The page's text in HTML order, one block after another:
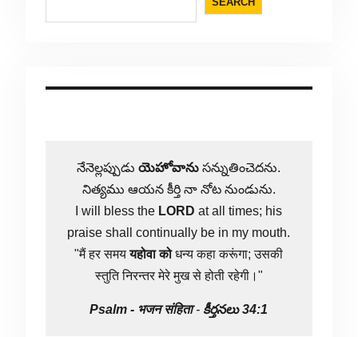
నేనెల్లప్పుడుయెహోవాను సన్నుతించెదను.
నిత్యము ఆయన కీర్తి నా నోట నుండును.
I will bless the LORD at all times; his
praise shall continually be in my mouth.
"मैं हर समययहोवा कोधन्य कहा करूंगा; उसकी
स्तुति निरन्तर मेरे मुख से होती रहेगी।"
Psalm - भजन संहिता- కీర్తనలు 34:1